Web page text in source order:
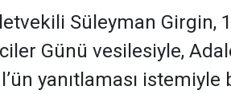
Süleyman Girgin,
Günü vesilesiyle,
yanıtlaması istemiyle